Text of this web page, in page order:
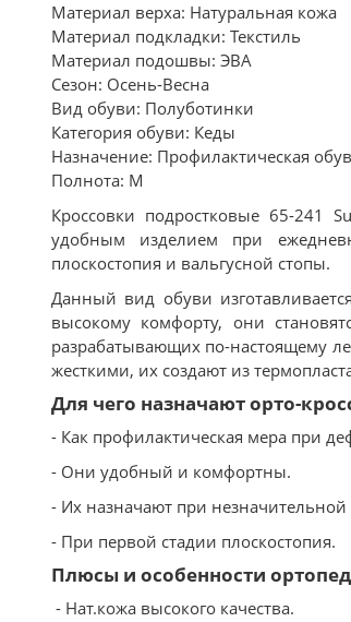
Материал верха: Натуральная кожа
Материал подкладки: Текстиль
Материал подошвы: ЭВА
Сезон: Осень-Весна
Вид обуви: Полуботинки
Категория обуви: Кеды
Назначение: Профилактическая
Полнота: M
Кроссовки подростковые 65-241
удобным изделием при
плоскостопия и вальгусной стопы.
Данный вид обуви
высокому комфорту, они
разрабатывающих по-настоящему
жесткими, их создают из
Для чего назначают орто-
- Как профилактическая мера при
- Они удобный и комфортны.
- Их назначают при
- При первой стадии плоскостопия.
Плюсы и особенности
- Нат.кожа высокого качества.